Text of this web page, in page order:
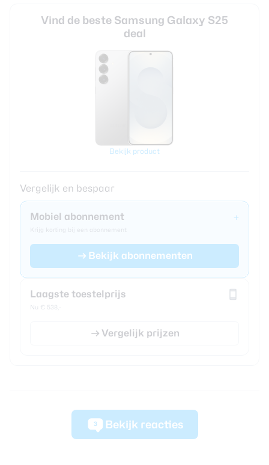
Vind de beste Samsung Galaxy S25
deal
Bekijk product
Vergelijk en bespaar
Mobiel abonnement +
Bekijk abonnementen
Laagste toestelprijs
Nu € 538,-
Vergelijk prijzen
3 Bekijk reacties